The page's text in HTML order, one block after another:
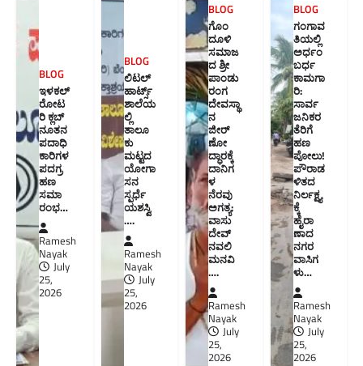
BLOG
ಇಳಕಲ್
ರೋಟ
ರಿ ಕ್ಲಬ್
ನೂತನ‌
ಪದಾಧಿ
ಕಾರಿಗಳ
ಪದಗ್ರ
ಹಣ
ಸಮಾ
ರಂಭ…
Ramesh
Nayak
July
25,
2026
BLOG
ಲಿಟಲ್
ಹಾರ್ಟ್ಸ್
ಶಾಲೆಯ
ಲ್ಲಿ
ತಾಲೂ
ಕು
ಮಟ್ಟದ
ಯೋಗಾ
ಸನ
ಸ್ಪರ್ಧೆ
ಯಶಸ್ವಿ
….
Ramesh
Nayak
July
25,
2026
BLOG
ಗೊಂ
ದೂಳಿ
ಸಮಾಜ
ದ ಶ್ರೀ
ಪಾಂಡು
ರಂಗ
ದೇವಸ್ಥಾ
ನ
ಜೀರ್
ಣೋ
ದ್ಧಾರಕ್ಕೆ
ದಾನಿಗ
ಳ
ನೆರವು
ಅಗತ್ಯ:
ವಾಸು
ದೇವ್
ನವಲಿ
ಮನವಿ​
….
Ramesh
Nayak
July
25,
2026
BLOG
ಗಂಗಾವ
ತಿಯಲ್ಲಿ
ಅರ್ಧಂ
ಬರ್ಧ
ಕಾಮಗಾ
ರಿ:
ಸಾರ್ವ
ಜನಿಕರ
ತೆರಿಗೆ
ಹಣ
ಪೋಲು!
ಪೌರಾಡ
ಳಿತದ
ನಿರ್ಲಕ್ಷ್ಯ
ಕ್ಕೆ
ಹೈರಾ
ಣಾದ
ನಗರ
ವಾಸಿಗ
ಳು​…
Ramesh
Nayak
July
25,
2026